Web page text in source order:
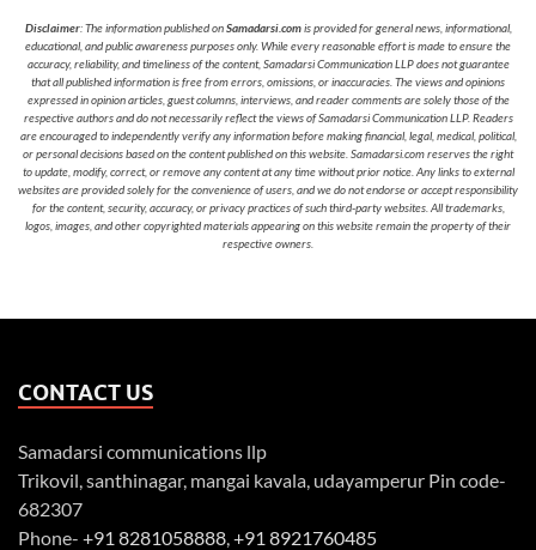
Disclaimer: The information published onSamadarsi.comis provided for general news, informational,
educational, and public awareness purposes only. While every reasonable effort is made to ensure the
accuracy, reliability, and timeliness of the content, Samadarsi Communication LLP does not guarantee
that all published information is free from errors, omissions, or inaccuracies. The views and opinions
expressed in opinion articles, guest columns, interviews, and reader comments are solely those of the
respective authors and do not necessarily reflect the views of Samadarsi Communication LLP. Readers
are encouraged to independently verify any information before making financial, legal, medical, political,
or personal decisions based on the content published on this website. Samadarsi.com reserves the right
to update, modify, correct, or remove any content at any time without prior notice. Any links to external
websites are provided solely for the convenience of users, and we do not endorse or accept responsibility
for the content, security, accuracy, or privacy practices of such third-party websites. All trademarks,
logos, images, and other copyrighted materials appearing on this website remain the property of their
respective owners.
CONTACT US
Samadarsi communications llp
Trikovil, santhinagar, mangai kavala, udayamperur Pin code-
682307
Phone- +91 8281058888 +91 8921760485